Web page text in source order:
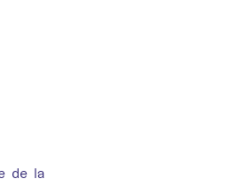
de la